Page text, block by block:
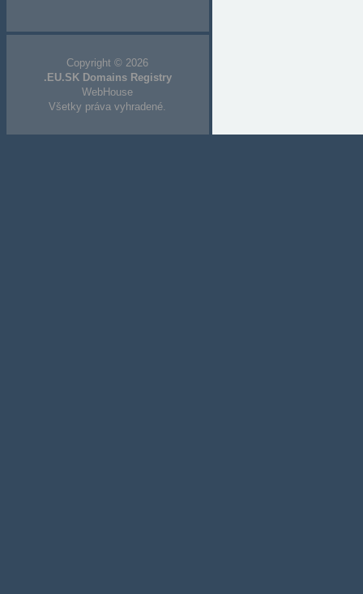
Copyright © 2026
.EU.SK Domains Registry
WebHouse
Všetky práva vyhradené.